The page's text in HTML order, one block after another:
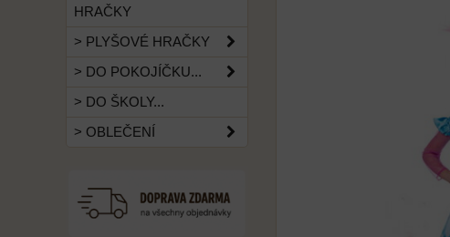
HRAČKY
> PLYŠOVÉ HRAČKY
> DO POKOJÍČKU...
> DO ŠKOLY...
> OBLEČENÍ